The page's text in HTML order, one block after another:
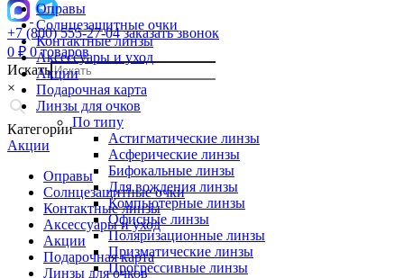
+7 (800) 555-27-04 заказать звонок
0 ₽ 0 товаров
Искать
×
Категории
Акции
Оправы
Солнцезащитные очки
Контактные линзы
Аксессуары и уход
Акции
Подарочная карта
Линзы для очков
Оправы
Солнцезащитные очки
Контактные линзы
Аксессуары и уход
Акции
Подарочная карта
Линзы для очков
По типу
Астигматические линзы
Асферические линзы
Бифокальные линзы
Для вождения линзы
Компьютерные линзы
Офисные линзы
Поляризационные линзы
Призматические линзы
Прогрессивные линзы